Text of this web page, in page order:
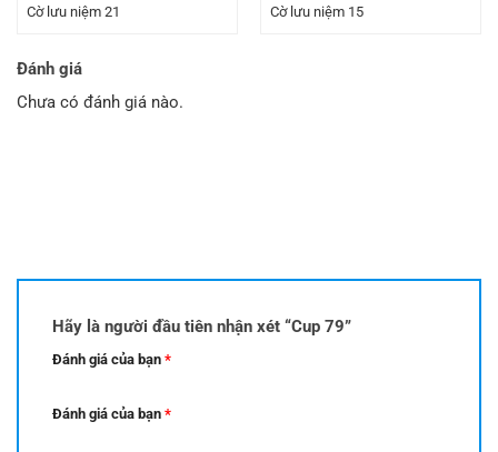
Cờ lưu niệm 21 Cờ lưu niệm 15
Đánh giá
Chưa có đánh giá nào.
Hãy là người đầu tiên nhận xét “Cup 79”
Đánh giá của bạn *
Đánh giá của bạn *